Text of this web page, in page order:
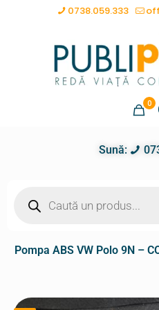
0738.059.333
0
Sună:
Pompa ABS VW Polo 9N –